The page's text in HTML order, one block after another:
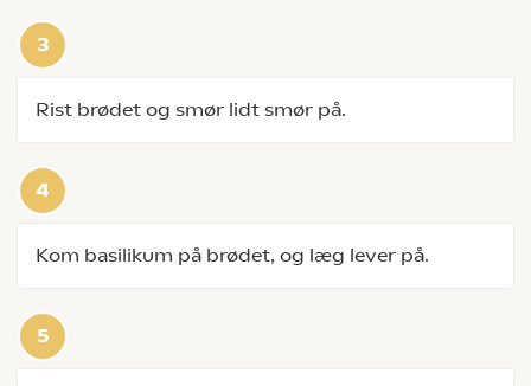
Rist brødet og smør lidt smør på.
Kom basilikum på brødet, og læg lever på.